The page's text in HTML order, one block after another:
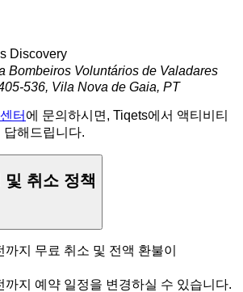
Discovery
Bombeiros Voluntários de Valadares
536, Vila Nova de Gaia, PT
터 에 문의하시면, Tiqets에서 액티비티
답해드립니다.
및 취소 정책
까지 무료 취소 및 전액 환불이
까지 예약 일정을 변경하실 수 있습니다.